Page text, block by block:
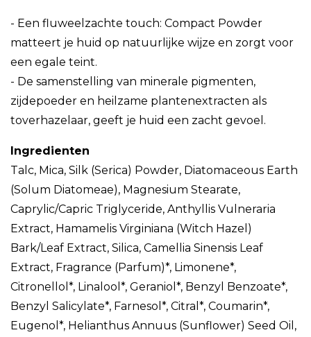
- Een fluweelzachte touch: Compact Powder
matteert je huid op natuurlijke wijze en zorgt voor
een egale teint.
- De samenstelling van minerale pigmenten,
zijdepoeder en heilzame plantenextracten als
toverhazelaar, geeft je huid een zacht gevoel.
Ingredienten
Talc, Mica, Silk (Serica) Powder, Diatomaceous Earth
(Solum Diatomeae), Magnesium Stearate,
Caprylic/Capric Triglyceride, Anthyllis Vulneraria
Extract, Hamamelis Virginiana (Witch Hazel)
Bark/Leaf Extract, Silica, Camellia Sinensis Leaf
Extract, Fragrance (Parfum)*, Limonene*,
Citronellol*, Linalool*, Geraniol*, Benzyl Benzoate*,
Benzyl Salicylate*, Farnesol*, Citral*, Coumarin*,
Eugenol*, Helianthus Annuus (Sunflower) Seed Oil,